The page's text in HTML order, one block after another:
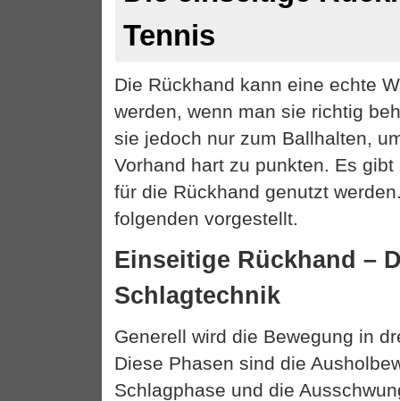
Tennis
Die Rückhand kann eine echte
werden, wenn man sie richtig
sie jedoch nur zum Ballhalten,
Vorhand hart zu punkten. Es
für die Rückhand genutzt
folgenden vorgestellt.
Einseitige Rückhand –
Schlagtechnik
Generell wird die Bewegung in
Diese Phasen sind die
Schlagphase und die